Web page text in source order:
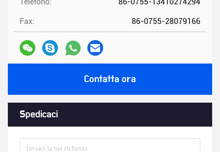
Fax: 86-0755-28079166
Contatta ora
Spedicaci